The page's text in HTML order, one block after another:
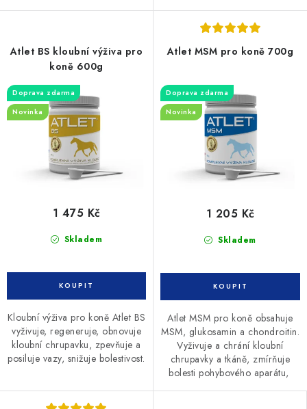
Atlet BS kloubní výživa pro
koně 600g
Doprava zdarma
Novinka
Skladem
1 475 Kč
Kloubní výživa pro koně Atlet BS
vyživuje, regeneruje, obnovuje
kloubní chrupavku, zpevňuje a
posiluje vazy, snižuje bolestivost.
Atlet MSM pro koně 700g
Doprava zdarma
Novinka
Skladem
1 205 Kč
Atlet MSM pro koně obsahuje
MSM, glukosamin a chondroitin.
Vyživuje a chrání kloubní
chrupavky a tkáně, zmírňuje
bolesti pohybového aparátu,